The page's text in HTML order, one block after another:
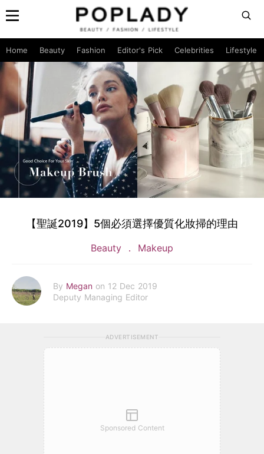
Home Beauty Fashion Editor's Pick Celebrities Lifestyle
【聖誕2019】5個必須選擇優質化妝掃的理由
Beauty Makeup
By Megan on 12 Dec 2019
Deputy Managing Editor
ADVERTISEMENT
Sponsored Content